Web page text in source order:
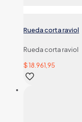
Rueda corta raviol
Rueda corta raviol
$18.961,95